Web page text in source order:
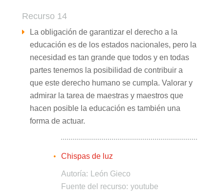
Recurso 14
La obligación de garantizar el derecho a la
educación es de los estados nacionales, pero la
necesidad es tan grande que todos y en todas
partes tenemos la posibilidad de contribuir a
que este derecho humano se cumpla. Valorar y
admirar la tarea de maestras y maestros que
hacen posible la educación es también una
forma de actuar.
Chispas de luz
Autoría:
León Gieco
Fuente del recurso: youtube